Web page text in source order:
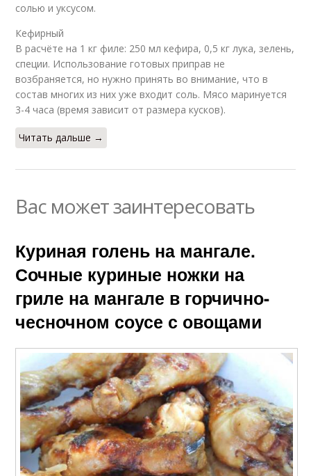
солью и уксусом.
Кефирный
В расчёте на 1 кг филе: 250 мл кефира, 0,5 кг лука, зелень,
специи. Использование готовых приправ не
возбраняется, но нужно принять во внимание, что в
состав многих из них уже входит соль. Мясо маринуется
3-4 часа (время зависит от размера кусков).
Читать дальше →
Вас может заинтересовать
Куриная голень на мангале.
Сочные куриные ножки на
гриле на мангале в горчично-
чесночном соусе с овощами